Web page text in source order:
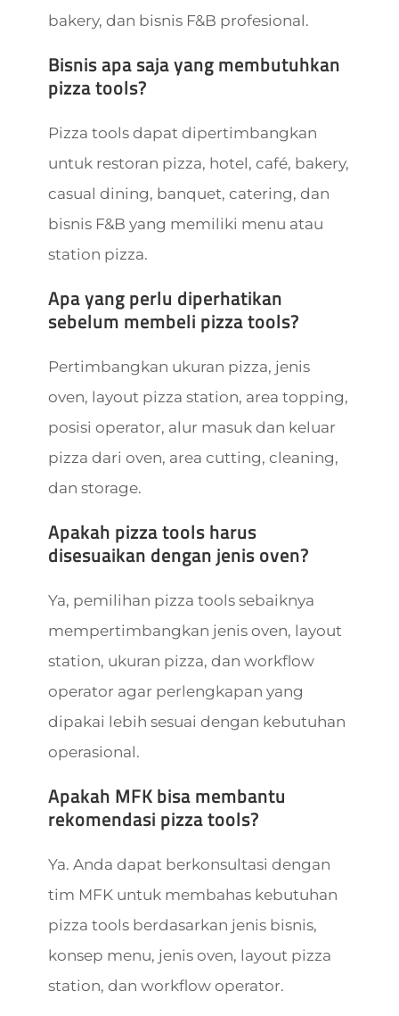
bakery, dan bisnis F&B profesional.
Bisnis apa saja yang membutuhkan
pizza tools?
Pizza tools dapat dipertimbangkan
untuk restoran pizza, hotel, café, bakery,
casual dining, banquet, catering, dan
bisnis F&B yang memiliki menu atau
station pizza.
Apa yang perlu diperhatikan
sebelum membeli pizza tools?
Pertimbangkan ukuran pizza, jenis
oven, layout pizza station, area topping,
posisi operator, alur masuk dan keluar
pizza dari oven, area cutting, cleaning,
dan storage.
Apakah pizza tools harus
disesuaikan dengan jenis oven?
Ya, pemilihan pizza tools sebaiknya
mempertimbangkan jenis oven, layout
station, ukuran pizza, dan workflow
operator agar perlengkapan yang
dipakai lebih sesuai dengan kebutuhan
operasional.
Apakah MFK bisa membantu
rekomendasi pizza tools?
Ya. Anda dapat berkonsultasi dengan
tim MFK untuk membahas kebutuhan
pizza tools berdasarkan jenis bisnis,
konsep menu, jenis oven, layout pizza
station, dan workflow operator.